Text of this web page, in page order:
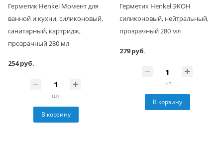
Герметик Henkel Момент для
ванной и кухни, силиконовый,
санитарный, картридж,
прозрачный 280 мл
254 руб.
шт
В корзину
Герметик Henkel ЭКОН
силиконовый, нейтральный,
прозрачный 280 мл
279 руб.
шт
В корзину